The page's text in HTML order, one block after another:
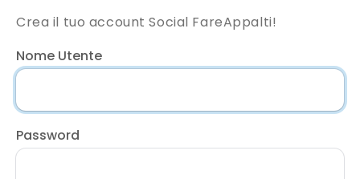
Crea il tuo account Social FareAppalti!
Nome Utente
Password